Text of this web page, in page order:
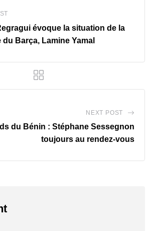
évoque la situation de la
Barça, Lamine Yamal
NEXT POST
du Bénin : Stéphane Sessegnon
toujours au rendez-vous